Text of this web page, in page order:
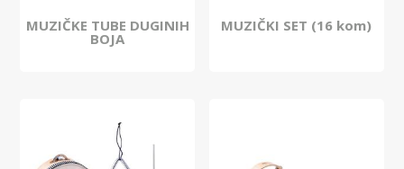
MUZIČKE TUBE DUGINIH
BOJA
MUZIČKI SET (16 kom)